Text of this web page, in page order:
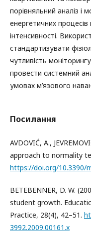
порівняльний аналіз і
енергетичних
інтенсивності.
стандартизувати
чутливість
провести системний
умовах м’язового
Посилання
AVDOVIĆ, A.,
approach to normality
https://doi.org/10.3390/
BETEBENNER, D. W.
student growth.
Practice, 28(4), 42–51.
3992.2009.00161.x